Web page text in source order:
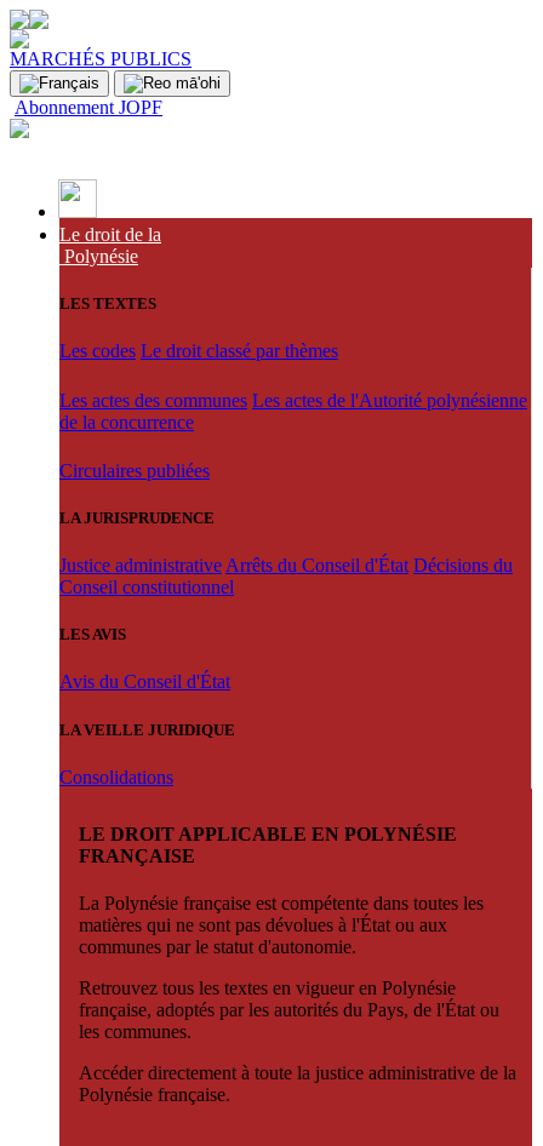
MARCHÉS PUBLICS
Abonnement JOPF
Le droit de la
Polynésie
LES TEXTES
Les codes Le droit classé par thèmes
Les actes des communes Les actes de l'Autorité polynésienne
de la concurrence
Circulaires publiées
LA JURISPRUDENCE
Justice administrative Arrêts du Conseil d'État Décisions du
Conseil constitutionnel
LES AVIS
Avis du Conseil d'État
LA VEILLE JURIDIQUE
Consolidations
LE DROIT APPLICABLE EN POLYNÉSIE
FRANÇAISE
La Polynésie française est compétente dans toutes les
matières qui ne sont pas dévolues à l'État ou aux
communes par le statut d'autonomie.
Retrouvez tous les textes en vigueur en Polynésie
française, adoptés par les autorités du Pays, de l'État ou
les communes.
Accéder directement à toute la justice administrative de la
Polynésie française.